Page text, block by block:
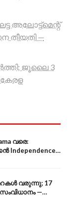
അലോട്ട്മെന്റ്
തീയതി —
ജൂലൈ 3
വരെ:
Independence-
വരുന്നു; 17
—